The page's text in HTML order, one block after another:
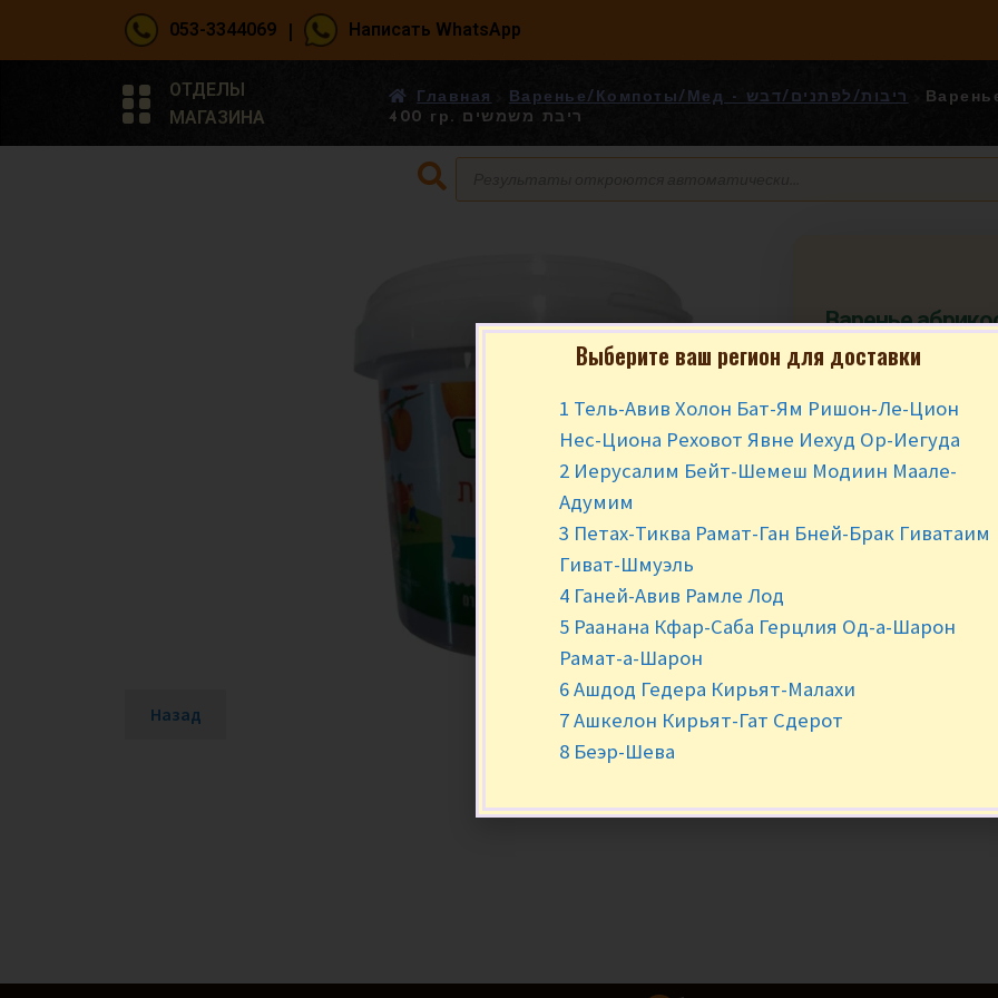
053-3344069 | Написать WhatsApp
ОТДЕЛЫ
МАГАЗИНА
Главная Варенье/Компоты/Мед - ריבות/לפתנים/דבש
400 гр. ריבת משמשים
Варенье
26.90
В наличии
- +
Назад
Выберите ваш регион для доставки
1 Тель-Авив Холон Бат-Ям Ришон-Ле-Цион
Нес-Циона Реховот Явне Иехуд Ор-Иегуда
2 Иерусалим Бейт-Шемеш Модиин Маале-
Адумим
3 Петах-Тиква Рамат-Ган Бней-Брак Гиватаим
Гиват-Шмуэль
4 Ганей-Авив Рамле Лод
5 Раанана Кфар-Саба Герцлия Од-а-Шарон
Рамат-а-Шарон
6 Ашдод Гедера Кирьят-Малахи
7 Ашкелон Кирьят-Гат Сдерот
8 Беэр-Шева